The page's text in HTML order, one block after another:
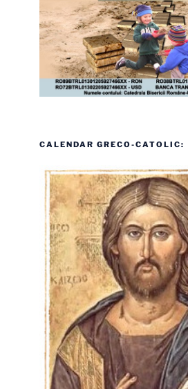
CALENDAR GRECO-CATOLIC: